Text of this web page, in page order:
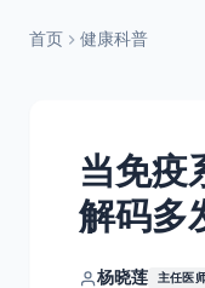
首页 健康科普
当免疫
解码多
杨晓莲 主任医